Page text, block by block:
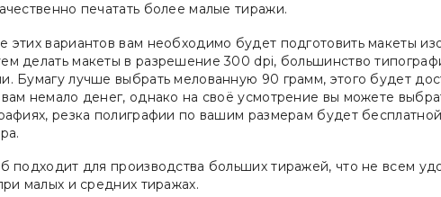
печатать более малые тиражи.
этих вариантов вам необходимо будет подготовить макеты
делать макеты в разрешение 300 dpi, большинство
Бумагу лучше выбрать мелованную 90 грамм, этого будет
немало денег, однако на своё усмотрение вы можете
резка полиграфии по вашим размерам будет
подходит для производства больших тиражей, что не всем
малых и средних тиражах.